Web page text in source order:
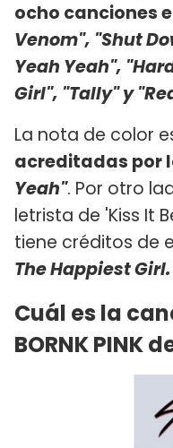
ocho canciones e
Venom", "Shut
Yeah Yeah",
Girl", "Tally" y
La nota de color
acreditadas por
Yeah". Por otro
letrista de 'Kiss It
tiene créditos de
The Happiest Girl.
Cuál es la
BORNK PINK